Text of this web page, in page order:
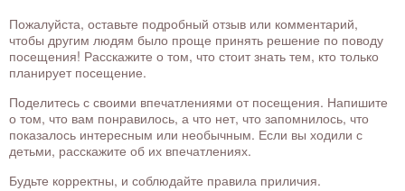
Пожалуйста, оставьте подробный отзыв или комментарий,
чтобы другим людям было проще принять решение по поводу
посещения! Расскажите о том, что стоит знать тем, кто только
планирует посещение.
Поделитесь с своими впечатлениями от посещения. Напишите
о том, что вам понравилось, а что нет, что запомнилось, что
показалось интересным или необычным. Если вы ходили с
детьми, расскажите об их впечатлениях.
Будьте корректны, и соблюдайте правила приличия.